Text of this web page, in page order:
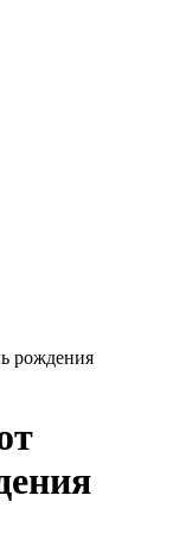
рождения